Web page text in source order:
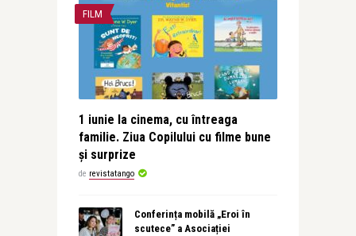
FILM
1 iunie la cinema, cu întreaga
familie. Ziua Copilului cu filme bune
și surprize
de revistatango
Conferința mobilă „Eroi în
scutece” a Asociației